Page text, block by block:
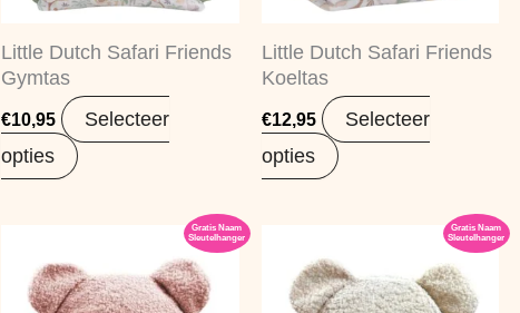
Little Dutch Safari Friends
Gymtas
€10,95
Selecteer
opties
Little Dutch Safari Friends
Koeltas
€12,95
Selecteer
opties
Gratis Naam
Sleutelhanger
Gratis Naam
Sleutelhanger